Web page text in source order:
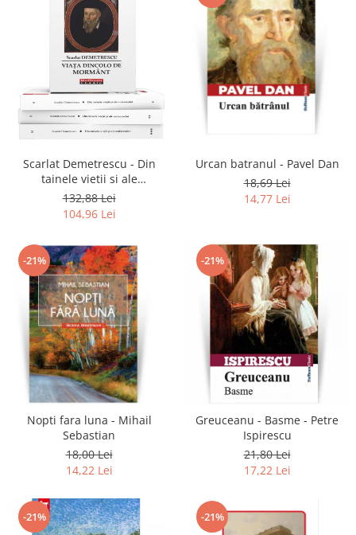
Scarlat Demetrescu - Din
tainele vietii si ale
universului, Volumele I-III +
Viata dincolo de mormant
132,88 Lei
104,96 Lei
Urcan batranul - Pavel Dan
18,69 Lei
14,77 Lei
-21%
Nopti fara luna - Mihail
Sebastian
18,00 Lei
14,22 Lei
-21%
Greuceanu - Basme - Petre
Ispirescu
21,80 Lei
17,22 Lei
-21% -21%